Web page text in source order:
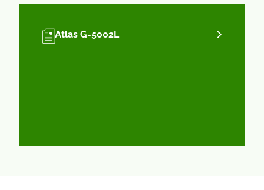
Atlas G-5002L